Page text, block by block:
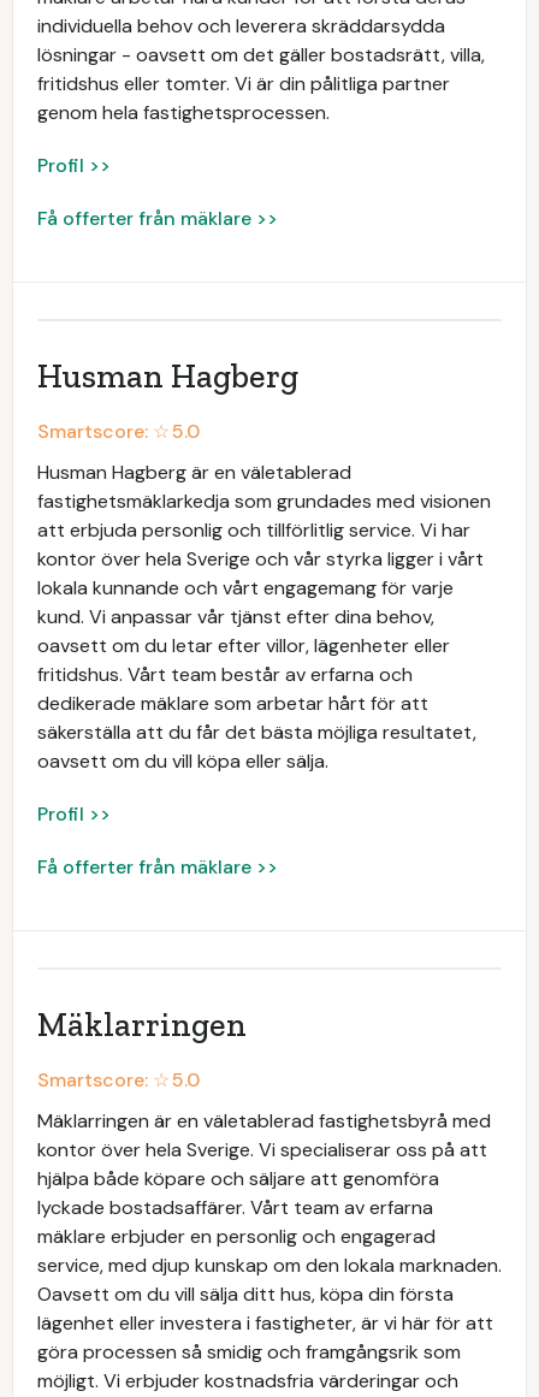
individuella behov och leverera skräddarsydda
lösningar - oavsett om det gäller bostadsrätt, villa,
fritidshus eller tomter. Vi är din pålitliga partner
genom hela fastighetsprocessen.
Profil >>
Få offerter från mäklare >>
Husman Hagberg
Smartscore: ☆5.0
Husman Hagberg är en väletablerad
fastighetsmäklarkedja som grundades med visionen
att erbjuda personlig och tillförlitlig service. Vi har
kontor över hela Sverige och vår styrka ligger i vårt
lokala kunnande och vårt engagemang för varje
kund. Vi anpassar vår tjänst efter dina behov,
oavsett om du letar efter villor, lägenheter eller
fritidshus. Vårt team består av erfarna och
dedikerade mäklare som arbetar hårt för att
säkerställa att du får det bästa möjliga resultatet,
oavsett om du vill köpa eller sälja.
Profil >>
Få offerter från mäklare >>
Mäklarringen
Smartscore: ☆5.0
Mäklarringen är en väletablerad fastighetsbyrå med
kontor över hela Sverige. Vi specialiserar oss på att
hjälpa både köpare och säljare att genomföra
lyckade bostadsaffärer. Vårt team av erfarna
mäklare erbjuder en personlig och engagerad
service, med djup kunskap om den lokala marknaden.
Oavsett om du vill sälja ditt hus, köpa din första
lägenhet eller investera i fastigheter, är vi här för att
göra processen så smidig och framgångsrik som
möjligt. Vi erbjuder kostnadsfria värderingar och